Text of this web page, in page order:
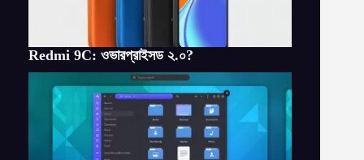
Redmi 9C: ওভারপ্রাইসড ২.০?